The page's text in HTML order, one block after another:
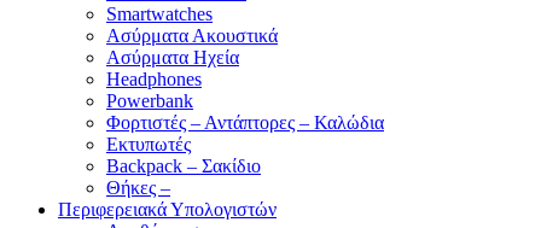
Smartwatches
Ασύρματα Ακουστικά
Ασύρματα Ηχεία
Headphones
Powerbank
Φορτιστές – Αντάπτορες – Καλώδια
Εκτυπωτές
Backpack – Σακίδιο
Θήκες –
Περιφερειακά Υπολογιστών